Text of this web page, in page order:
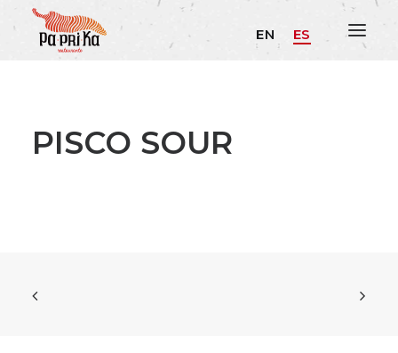
EN ES
PISCO SOUR